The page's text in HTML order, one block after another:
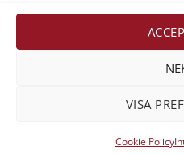
VISA
Cookie Policy
Verner &
Lilla